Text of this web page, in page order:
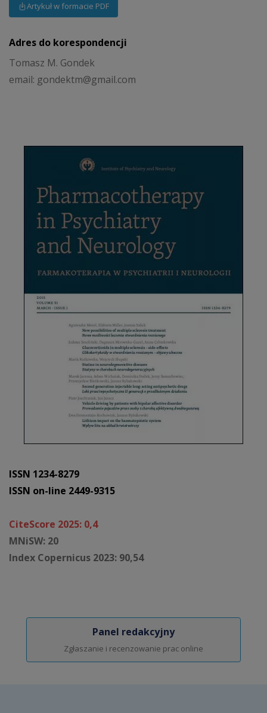
ISSN 1234-8279
ISSN on-line 2449-9315
CiteScore 2025: 0,4
MNiSW: 20
Index Copernicus 2023: 90,54
Panel redakcyjny
Zgłaszanie i recenzowanie prac online
Artykuł w formacie PDF
Adres do korespondencji
Tomasz M. Gondek
email: gondektm@gmail.com